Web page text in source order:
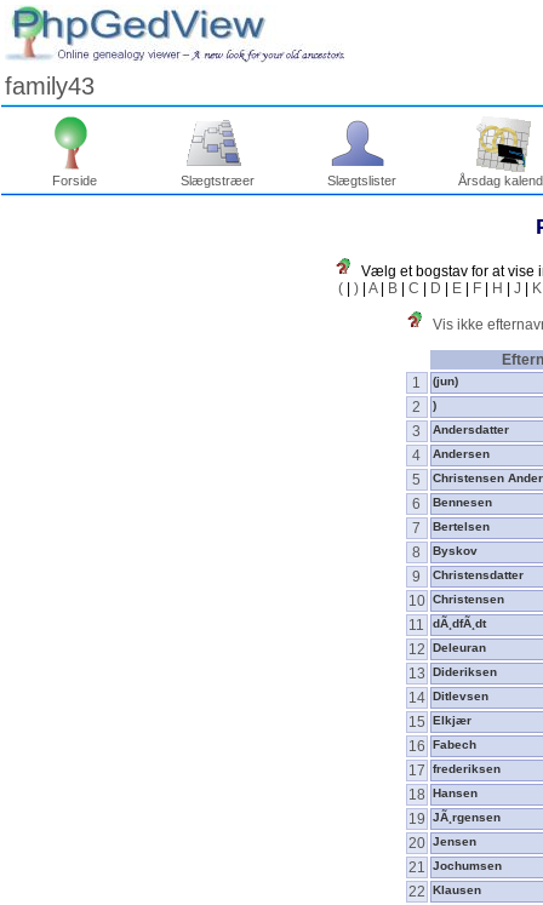
family43
Forside Slægtstræer Slægtslister Årsdag
Vælg et bogstav for at vise
( | ) | A| B | C | D | E | F | H | J | K
Vis ikke
1
‎(jun)‎
2 )
3 Andersdatter
4 Andersen
5 Christensen
6 Bennesen
7 Bertelsen
8 Byskov
9 Christensdatter
10 Christensen
11 dÃ¸dfÃ¸dt
12 Deleuran
13 Dideriksen
14 Ditlevsen
15 Elkjær
16 Fabech
17 frederiksen
18 Hansen
19 JÃ¸rgensen
20 Jensen
21 Jochumsen
22 Klausen